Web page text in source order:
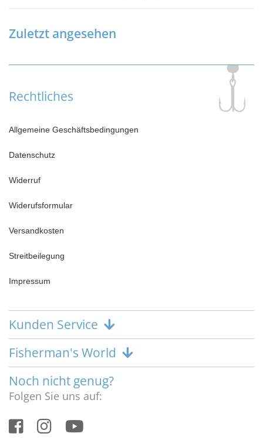
Zuletzt angesehen
Rechtliches
Allgemeine Geschäftsbedingungen
Datenschutz
Widerruf
Widerufsformular
Versandkosten
Streitbeilegung
Impressum
Kunden Service
Fisherman's World
Noch nicht genug?
Folgen Sie uns auf: